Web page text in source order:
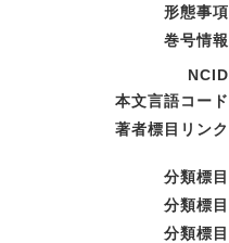
形態事項
巻号情報
NCID
本文言語コード
著者標目リンク
分類標目
分類標目
分類標目